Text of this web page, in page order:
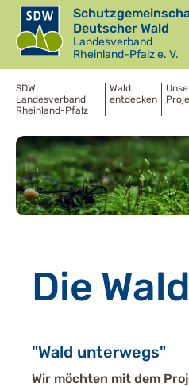
Deutscher Wald
Landesverband
Rheinland-Pfalz e. V.
SDW
Landesverband
Rheinland-Pfalz
Wald
entdecken
Die
"Wald unterwegs"
Wir möchten mit dem